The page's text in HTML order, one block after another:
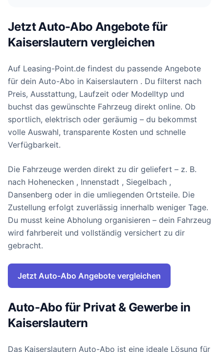
Jetzt Auto-Abo Angebote für
Kaiserslautern vergleichen
Auf Leasing-Point.de findest du passende Angebote
für dein Auto-Abo in Kaiserslautern . Du filterst nach
Preis, Ausstattung, Laufzeit oder Modelltyp und
buchst das gewünschte Fahrzeug direkt online. Ob
sportlich, elektrisch oder geräumig – du bekommst
volle Auswahl, transparente Kosten und schnelle
Verfügbarkeit.
Die Fahrzeuge werden direkt zu dir geliefert – z. B.
nach Hohenecken , Innenstadt , Siegelbach ,
Dansenberg oder in die umliegenden Ortsteile. Die
Zustellung erfolgt zuverlässig innerhalb weniger Tage.
Du musst keine Abholung organisieren – dein Fahrzeug
wird fahrbereit und vollständig versichert zu dir
gebracht.
Jetzt Auto-Abo Angebote vergleichen
Auto-Abo für Privat & Gewerbe in
Kaiserslautern
Das Kaiserslautern Auto-Abo ist eine ideale Lösung für